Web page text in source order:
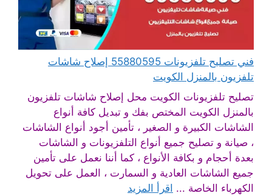
فني تصليح تلفزيونات 55880595 إصلاح شاشات
تلفزيون بالمنزل الكويت
تصليح تلفزيونات الكويت محل إصلاح شاشات تلفزيون
بالمنزل الكويت المختص بفك و تبديل كافة أنواع
الشاشات الكبيرة و الصغير ، تأمين أجود أنواع الشاشات
، صيانة و تصليح جميع أنواع التلفزيونات و الشاشات
بعدة أحجام و بكافة الأنواع ، كما أننا نعمل على تأمين
جميع الشاشات العادية و السمارت ، العمل على تحويل
الكهرباء الخاصة ... اقرأ المزيد